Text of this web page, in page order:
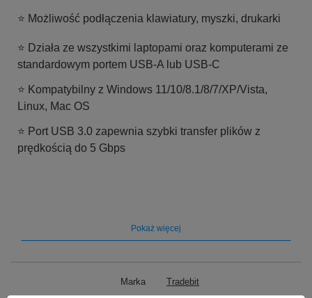
⭐ Możliwość podłączenia klawiatury, myszki, drukarki
⭐ Działa ze wszystkimi laptopami oraz komputerami ze
standardowym portem USB-A lub USB-C
⭐ Kompatybilny z Windows 11/10/8.1/8/7/XP/Vista,
Linux, Mac OS
⭐ Port USB 3.0 zapewnia szybki transfer plików z
prędkością do 5 Gbps
Uniwersalna karta sieciowa LAN
RJ45 USB lub USB-C
Pokaż więcej
Marka Tradebit